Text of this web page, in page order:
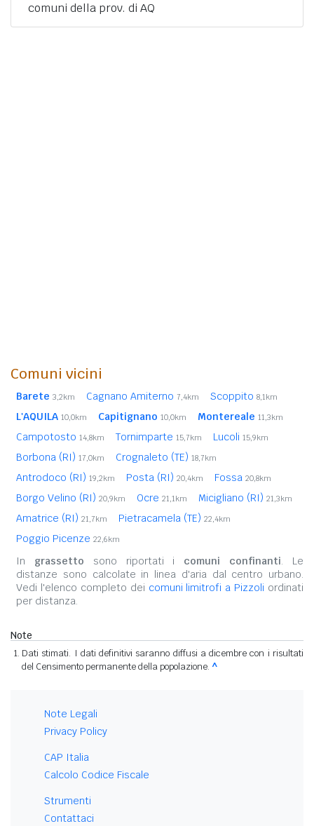
comuni della prov. di AQ
Comuni vicini
Barete 3,2km Cagnano Amiterno 7,4km Scoppito 8,1km
L'AQUILA 10,0km Capitignano 10,0km Montereale 11,3km
Campotosto 14,8km Tornimparte 15,7km Lucoli 15,9km
Borbona (RI) 17,0km Crognaleto (TE) 18,7km
Antrodoco (RI) 19,2km Posta (RI) 20,4km Fossa 20,8km
Borgo Velino (RI) 20,9km Ocre 21,1km Micigliano (RI) 21,3km
Amatrice (RI) 21,7km Pietracamela (TE) 22,4km
Poggio Picenze 22,6km
In grassetto sono riportati i comuni confinanti. Le
distanze sono calcolate in linea d'aria dal centro urbano.
Vedi l'elenco completo dei comuni limitrofi a Pizzoli ordinati
per distanza.
Note
Dati stimati. I dati definitivi saranno diffusi a dicembre con i risultati
del Censimento permanente della popolazione. ^
Note Legali
Privacy Policy
CAP Italia
Calcolo Codice Fiscale
Strumenti
Contattaci